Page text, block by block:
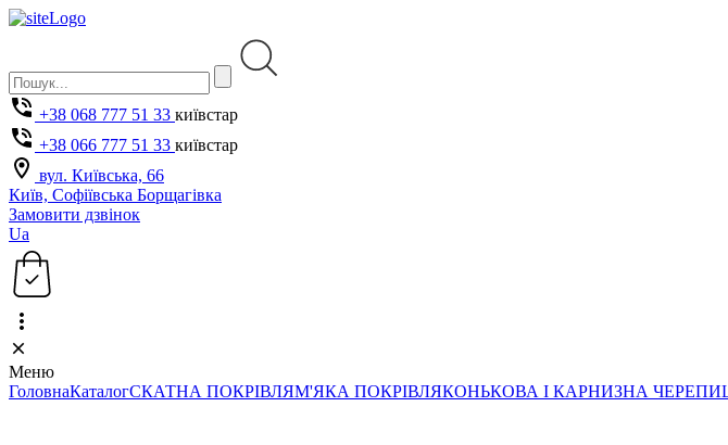
+38 068 777 51 33 київстар
+38 066 777 51 33 київстар
вул. Київська, 66
Київ, Софіївська Борщагівка
Замовити дзвінок
Ua
Меню
ГоловнаКаталогСКАТНА ПОКРІВЛЯМ'ЯКА ПОКРІВЛЯКОНЬКОВА І КАРНИЗНА